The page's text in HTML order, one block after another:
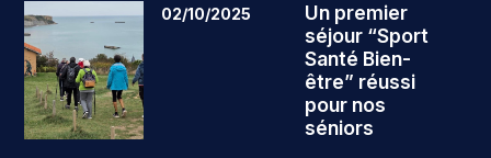
02/10/2025
Un premier
séjour “Sport
Santé Bien-
être” réussi
pour nos
séniors